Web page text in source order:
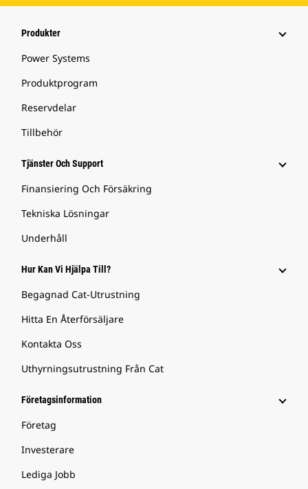
Produkter
Power Systems
Produktprogram
Reservdelar
Tillbehör
Tjänster Och Support
Finansiering Och Försäkring
Tekniska Lösningar
Underhåll
Hur Kan Vi Hjälpa Till?
Begagnad Cat-Utrustning
Hitta En Återförsäljare
Kontakta Oss
Uthyrningsutrustning Från Cat
Företagsinformation
Företag
Investerare
Lediga Jobb